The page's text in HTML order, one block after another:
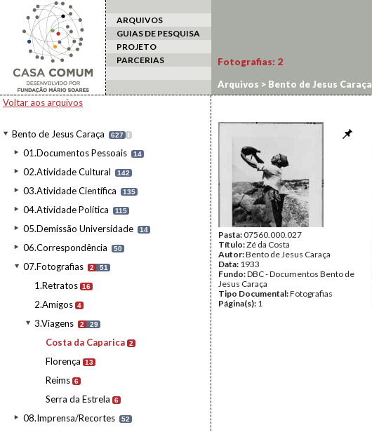
ARQUIVOS
GUIAS DE PESQUISA
PROJETO
PARCERIAS
Voltar aos arquivos
Bento de Jesus Caraça 627 I
01.Documentos Pessoais 14
02.Atividade Cultural 142
03.Atividade Científica 135
04.Atividade Política 115
05.Demissão Universidade 14
06.Correspondência 50
07.Fotografias 2 51
1.Retratos 16
2.Amigos 4
3.Viagens 2 29
Costa da Caparica 2
Florença 13
Reims 6
Serra da Estrela 6
08.Imprensa/Recortes 52
Fotografias: 2
Arquivos > Bento de Jesus Caraça
Pasta:07560.000.027
Título:Zé da Costa
Autor:Bento de Jesus Caraça
Data: 1933
Fundo:DBC - Documentos Bento de
Jesus Caraça
Tipo Documental:Fotografias
Página(s): 1